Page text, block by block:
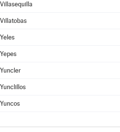
Villasequilla
Villatobas
Yeles
Yepes
Yuncler
Yunclillos
Yuncos